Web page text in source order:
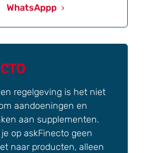
WhatsAppp
regelgeving is het niet
aandoeningen en
aan supplementen.
op askFinecto geen
naar producten, alleen